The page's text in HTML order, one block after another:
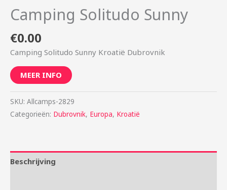
Camping Solitudo Sunny
€0.00
Camping Solitudo Sunny Kroatië Dubrovnik
MEER INFO
SKU: Allcamps-2829
Categorieën: Dubrovnik, Europa, Kroatië
Beschrijving